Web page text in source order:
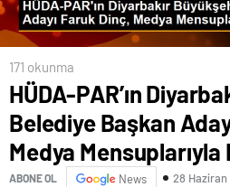
171 okunma
HÜDA-PAR’ın
Belediye Başkan
Medya
ABONE OL News 28